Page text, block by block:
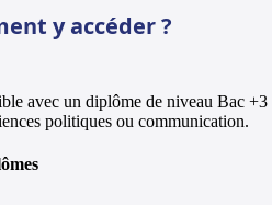
y accéder ?
avec un diplôme de niveau Bac +3
politiques ou communication.